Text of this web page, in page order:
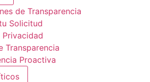
de Transparencia
Solicitud
Privacidad
Transparencia
Proactiva